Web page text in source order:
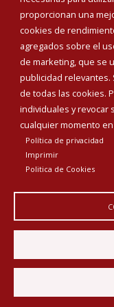
proporcionan una
cookies de
agregados sobre el
de marketing, que se
publicidad relevantes.
de todas las cookies.
individuales y revocar
cualquier momento
Política de privacidad
Imprimir
Politica de Cookies